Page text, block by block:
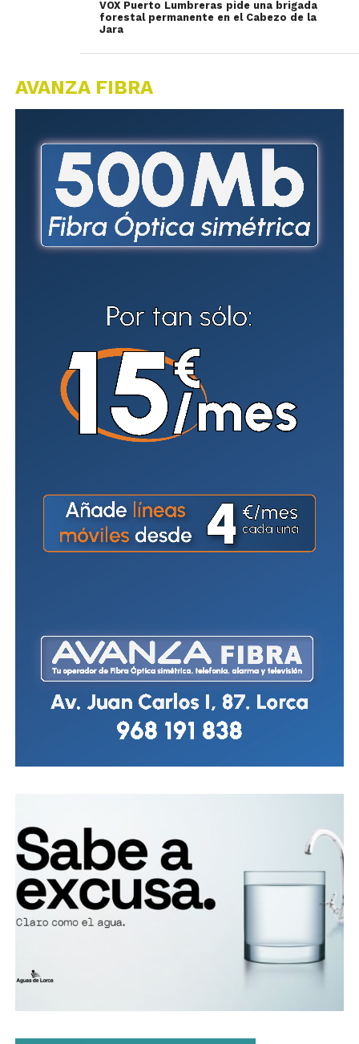
VOX Puerto Lumbreras pide una brigada
forestal permanente en el Cabezo de la
Jara
AVANZA FIBRA